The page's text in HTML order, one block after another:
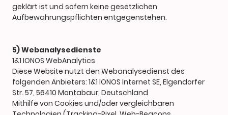
geklärt ist und sofern keine gesetzlichen
Aufbewahrungspflichten entgegenstehen.
5) Webanalysedienste
1&1 IONOS WebAnalytics
Diese Website nutzt den Webanalysedienst des
folgenden Anbieters: 1&1 IONOS Internet SE, Elgendorfer
Str. 57, 56410 Montabaur, Deutschland
Mithilfe von Cookies und/oder vergleichbaren